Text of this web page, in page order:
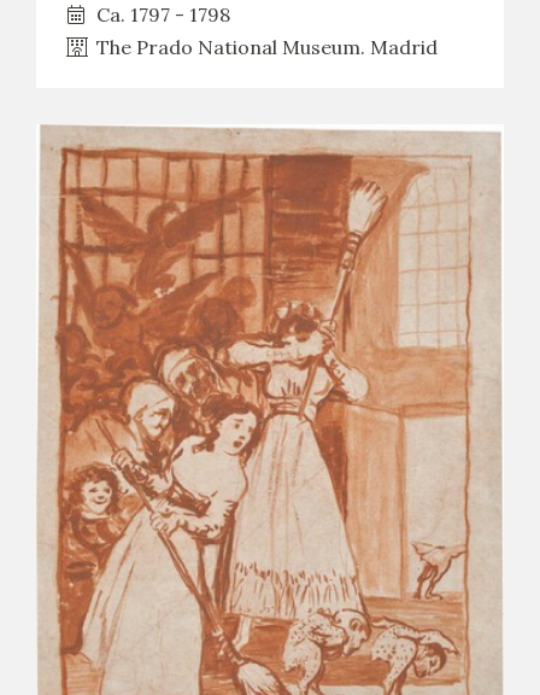
Ca. 1797 - 1798
The Prado National Museum. Madrid